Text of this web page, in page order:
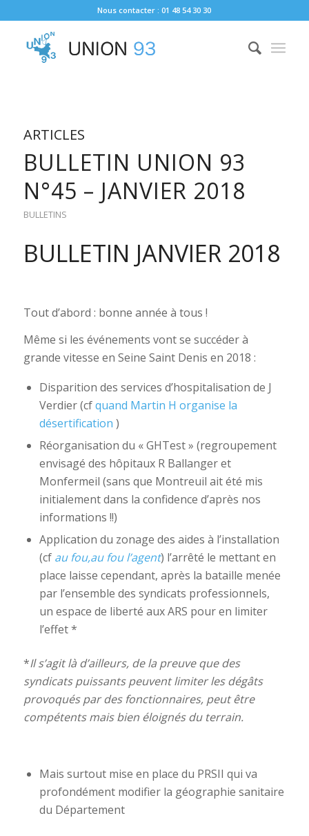
Nous contacter : 01 48 54 30 30
ARTICLES
BULLETIN UNION 93
N°45 – JANVIER 2018
BULLETINS
BULLETIN JANVIER 2018
Tout d’abord : bonne année à tous !
Même si les événements vont se succéder à
grande vitesse en Seine Saint Denis en 2018 :
Disparition des services d’hospitalisation de J
Verdier (cfquand Martin H organise la
désertification )
Réorganisation du « GHTest » (regroupement
envisagé des hôpitaux R Ballanger et
Monfermeil (sans que Montreuil ait été mis
initialement dans la confidence d’après nos
informations !!)
Application du zonage des aides à l’installation
(cf au fou,au fou l’agent) l’arrêté le mettant en
place laisse cependant, après la bataille menée
par l’ensemble des syndicats professionnels,
un espace de liberté aux ARS pour en limiter
l’effet *
*Il s’agit là d’ailleurs, de la preuve que des
syndicats puissants peuvent limiter les dégâts
provoqués par des fonctionnaires, peut être
compétents mais bien éloignés du terrain.
Mais surtout mise en place du PRSII qui va
profondément modifier la géographie sanitaire
du Département